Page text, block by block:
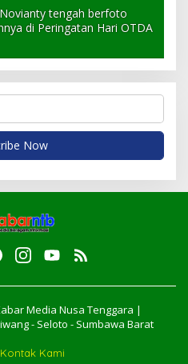
tengah berfoto
di Peringatan Hari OTDA
Media Nusa Tenggara |
- Seloto - Sumbawa Barat
Kontak Kami